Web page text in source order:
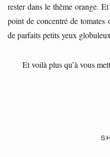
rester dans le thème orange.
point de concentré de tomates
de parfaits petits yeux
Et voilà plus qu’à vous